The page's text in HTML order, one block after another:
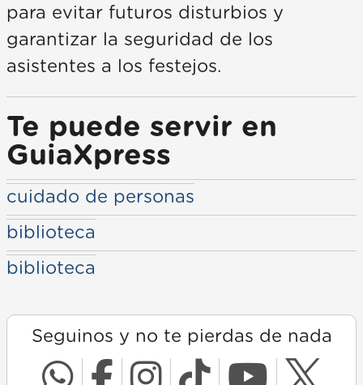
para evitar futuros disturbios y
garantizar la seguridad de los
asistentes a los festejos.
Te puede servir en
GuiaXpress
cuidado de personas
biblioteca
biblioteca
Seguinos y no te pierdas de nada